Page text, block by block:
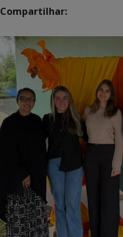
Compartilhar: